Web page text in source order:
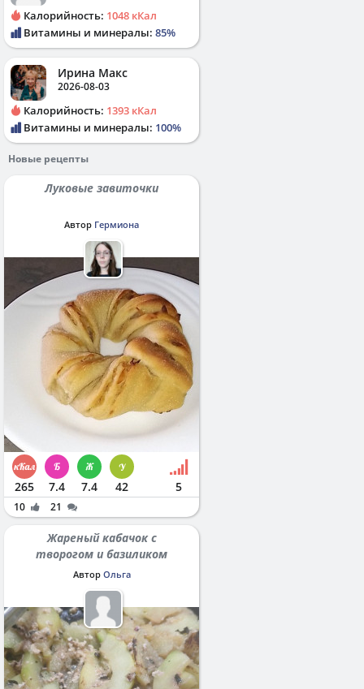
Калорийность: 1048 кКал
Витамины и минералы: 85%
Ирина Макс
2026-08-03
Калорийность: 1393 кКал
Витамины и минералы: 100%
Новые рецепты
Луковые завиточки
Автор Гермиона
265 7.4 7.4 42 5
10 21
Жареный кабачок с
творогом и базиликом
Автор Ольга